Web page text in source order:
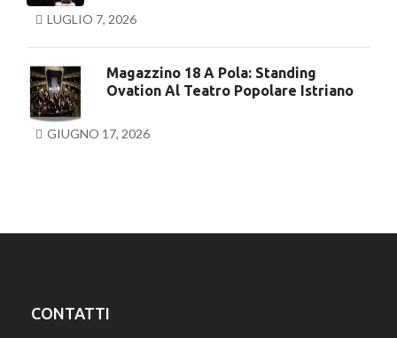
LUGLIO 7, 2026
Magazzino 18 A Pola: Standing
Ovation Al Teatro Popolare Istriano
GIUGNO 17, 2026
CONTATTI